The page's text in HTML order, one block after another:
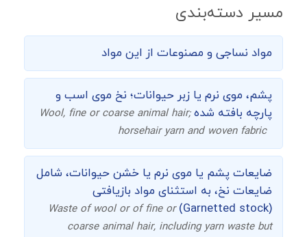
مسیر دسته‌بندی
مواد نساجی و مصنوعات از این مواد
پشم، موی نرم یا زبر حیوانات؛ نخ موی اسب و
پارچه بافته شدهWool, fine or coarse animal hair;
horsehair yarn and woven fabric
ضایعات پشم یا موی نرم یا خشن حیوانات، شامل
ضایعات نخ، به استثنای مواد بازیافتی
(Garnetted stock)
Waste of wool or of fine or
coarse animal hair, including yarn waste but